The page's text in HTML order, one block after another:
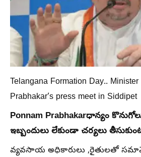
Telangana Formation Day..
Prabhakar’s press meet in Siddipet
Ponnam Prabhakarధాన్యం
ఇబ్బందులు లేకుండా చర్యలు
వ్యవసాయ అధికారులు ,రైతులతో